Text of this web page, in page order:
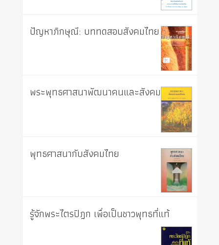
ปัญหาภิกษุณี: บททดสอบสังคมไทย
พระพุทธศาสนาพัฒนาคนและสังคม
พุทธศาสนากับสังคมไทย
รู้จักพระไตรปิฎก เพื่อเป็นชาวพุทธที่แท้